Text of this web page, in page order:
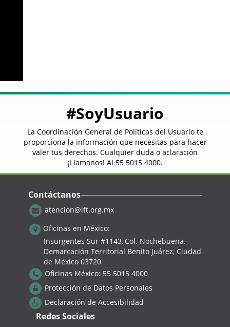
#SoyUsuario
La Coordinación General de Políticas del Usuario te
proporciona la información que necesitas para hacer
valer tus derechos. Cualquier duda o aclaración
¡Llamanos! Al 55 5015 4000.
Contáctanos
atencion@ift.org.mx
Oficinas en México:
Insurgentes Sur #1143, Col. Nochebuena,
Demarcación Territorial Benito Juárez, Ciudad
de México 03720
Oficinas México: 55 5015 4000
Protección de Datos Personales
Declaración de Accesibilidad
Redes Sociales